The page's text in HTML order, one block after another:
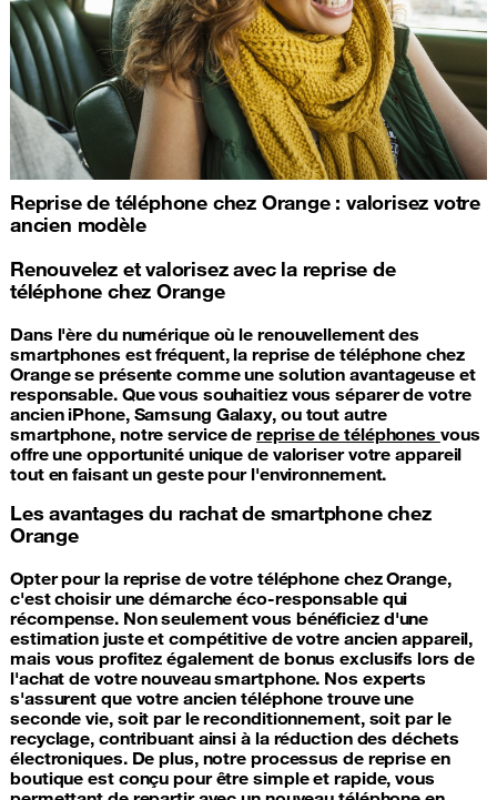
Reprise de téléphone chez Orange : valorisez votre
ancien modèle
Renouvelez et valorisez avec la reprise de
téléphone chez Orange
Dans l'ère du numérique où le renouvellement des
smartphones est fréquent, la reprise de téléphone chez
Orange se présente comme une solution avantageuse et
responsable. Que vous souhaitiez vous séparer de votre
ancien iPhone, Samsung Galaxy, ou tout autre
smartphone, notre service dereprise de téléphones vous
offre une opportunité unique de valoriser votre appareil
tout en faisant un geste pour l'environnement.
Les avantages du rachat de smartphone chez
Orange
Opter pour la reprise de votre téléphone chez Orange,
c'est choisir une démarche éco-responsable qui
récompense. Non seulement vous bénéficiez d'une
estimation juste et compétitive de votre ancien appareil,
mais vous profitez également de bonus exclusifs lors de
l'achat de votre nouveau smartphone. Nos experts
s'assurent que votre ancien téléphone trouve une
seconde vie, soit par le reconditionnement, soit par le
recyclage, contribuant ainsi à la réduction des déchets
électroniques. De plus, notre processus de reprise en
boutique est conçu pour être simple et rapide, vous